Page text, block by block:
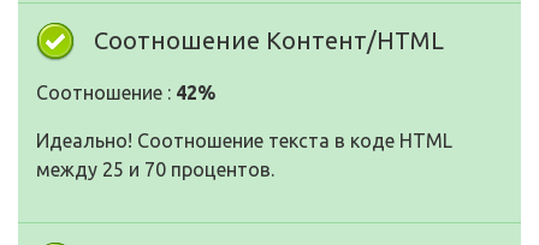
Соотношение Контент/HTML
Соотношение : 42%
Идеально! Соотношение текста в коде HTML
между 25 и 70 процентов.